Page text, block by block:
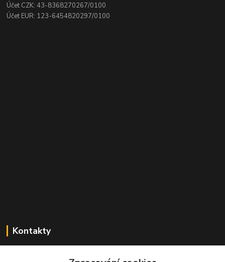
Účet CZK: 43-8368270267/0100
Účet EUR: 123-6454820297/0100
Kontakty